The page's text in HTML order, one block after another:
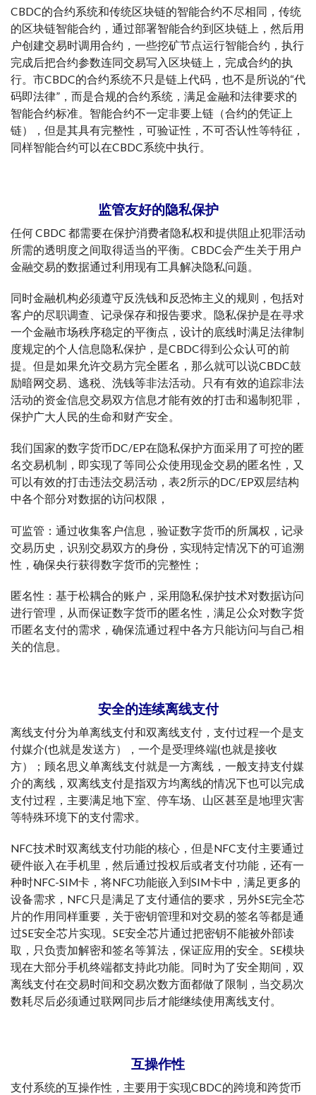
CBDC的合约系统和传统区块链的智能合约不尽相同，传统
的区块链智能合约，通过部署智能合约到区块链上，然后用
户创建交易时调用合约，一些挖矿节点运行智能合约，执行
完成后把合约参数连同交易写入区块链上，完成合约的执
行。市CBDC的合约系统不只是链上代码，也不是所说的“代
码即法律”，而是合规的合约系统，满足金融和法律要求的
智能合约标准。智能合约不一定非要上链（合约的凭证上
链），但是其具有完整性，可验证性，不可否认性等特征，
同样智能合约可以在CBDC系统中执行。
监管友好的隐私保护
任何 CBDC 都需要在保护消费者隐私权和提供阻止犯罪活动
所需的透明度之间取得适当的平衡。CBDC会产生关于用户
金融交易的数据通过利用现有工具解决隐私问题。
同时金融机构必须遵守反洗钱和反恐怖主义的规则，包括对
客户的尽职调查、记录保存和报告要求。隐私保护是在寻求
一个金融市场秩序稳定的平衡点，设计的底线时满足法律制
度规定的个人信息隐私保护，是CBDC得到公众认可的前
提。但是如果允许交易方完全匿名，那么就可以说CBDC鼓
励暗网交易、逃税、洗钱等非法活动。只有有效的追踪非法
活动的资金信息交易双方信息才能有效的打击和遏制犯罪，
保护广大人民的生命和财产安全。
我们国家的数字货币DC/EP在隐私保护方面采用了可控的匿
名交易机制，即实现了等同公众使用现金交易的匿名性，又
可以有效的打击违法交易活动，表2所示的DC/EP双层结构
中各个部分对数据的访问权限，
可监管：通过收集客户信息，验证数字货币的所属权，记录
交易历史，识别交易双方的身份，实现特定情况下的可追溯
性，确保央行获得数字货币的完整性；
匿名性：基于松耦合的账户，采用隐私保护技术对数据访问
进行管理，从而保证数字货币的匿名性，满足公众对数字货
币匿名支付的需求，确保流通过程中各方只能访问与自己相
关的信息。
安全的连续离线支付
离线支付分为单离线支付和双离线支付，支付过程一个是支
付媒介(也就是发送方），一个是受理终端(也就是接收
方）；顾名思义单离线支付就是一方离线，一般支持支付媒
介的离线，双离线支付是指双方均离线的情况下也可以完成
支付过程，主要满足地下室、停车场、山区甚至是地理灾害
等特殊环境下的支付需求。
NFC技术时双离线支付功能的核心，但是NFC支付主要通过
硬件嵌入在手机里，然后通过投权后或者支付功能，还有一
种时NFC-SIM卡，将NFC功能嵌入到SIM卡中，满足更多的
设备需求，NFC只是满足了支付通信的要求，另外SE完全芯
片的作用同样重要，关于密钥管理和对交易的签名等都是通
过SE安全芯片实现。SE安全芯片通过把密钥不能被外部读
取，只负责加解密和签名等算法，保证应用的安全。SE模块
现在大部分手机终端都支持此功能。同时为了安全期间，双
离线支付在交易时间和交易次数方面都做了限制，当交易次
数耗尽后必须通过联网同步后才能继续使用离线支付。
互操作性
支付系统的互操作性，主要用于实现CBDC的跨境和跨货币